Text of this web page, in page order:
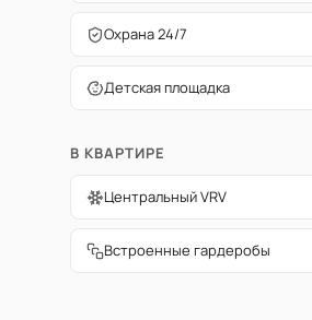
Охрана 24/7
Детская площадка
В КВАРТИРЕ
Центральный VRV
Встроенные гардеробы